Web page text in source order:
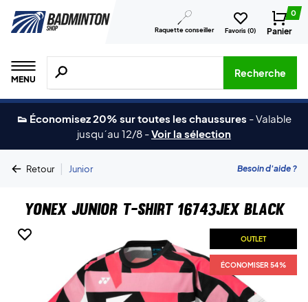
Raquette conseiller Favoris (0)
0
Panier
MENU
Recherche de produits, de marques, etc.
Recherche
👟 Économisez 20% sur toutes les chaussures -Valable
jusqu´au 12/8 -Voir la sélection
Retour | Junior Besoin d'aide ?
Yonex Junior T-shirt 16743JEX Black
OUTLET
ÉCONOMISER 54%